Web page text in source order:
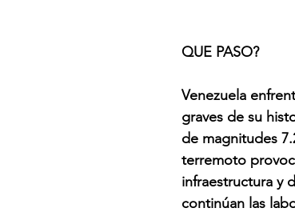
QUE PASO?
Venezuela
graves de su
de magnitudes
terremoto
infraestructura y
continúan las